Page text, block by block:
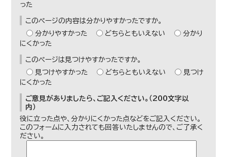
った
このページの内容は分かりやすかったですか。
分かりやすかった
どちらともいえない
分かり
にくかった
このページは見つけやすかったですか。
見つけやすかった
どちらともいえない
見つけ
にくかった
ご意見がありましたら、ご記入ください。（200文字以
内）
役に立った点や、分かりにくかった点などをご記入ください。
このフォームに入力されても回答いたしませんので、ご了承く
ださい。